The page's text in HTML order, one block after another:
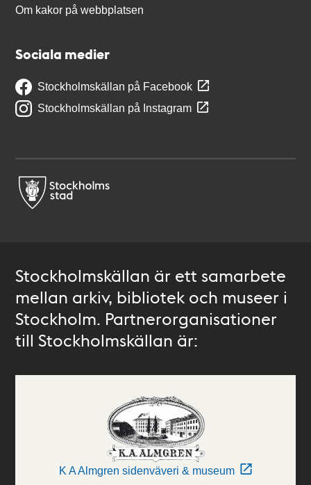
Om kakor på webbplatsen
Sociala medier
Stockholmskällan på Facebook
Stockholmskällan på Instagram
Stockholmskällan är ett samarbete
mellan arkiv, bibliotek och museer i
Stockholm. Partnerorganisationer
till Stockholmskällan är:
K A Almgren sidenväveri & museum